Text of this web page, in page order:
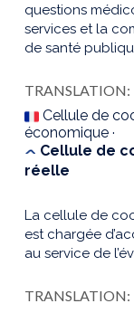
questions
services et la
de santé
TRANSLATION:
Cellule de
économique ·
Cellule de
réelle
La cellule de
est chargée
au service de
TRANSLATION: